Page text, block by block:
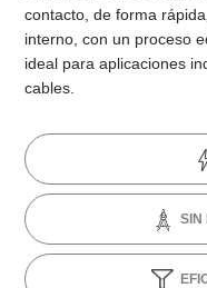
contacto, de forma
interno, con un proceso
ideal para aplicaciones
cables.
SIN